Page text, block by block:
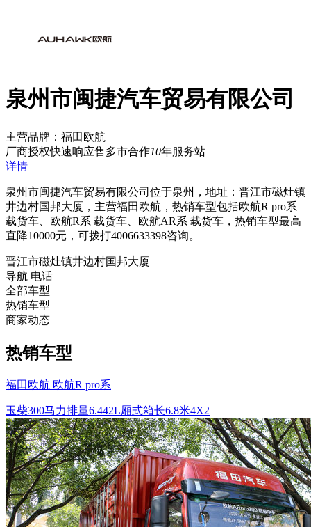
泉州市闽捷汽车贸易有限公司
主营品牌：福田欧航
厂商授权快速响应售多市合作10年服务站
详情
泉州市闽捷汽车贸易有限公司位于泉州，地址：晋江市磁灶镇
井边村国邦大厦，主营福田欧航，热销车型包括欧航R pro系
载货车、欧航R系 载货车、欧航AR系 载货车，热销车型最高
直降10000元，可拨打4006633398咨询。
晋江市磁灶镇井边村国邦大厦
导航 电话
全部车型
热销车型
商家动态
热销车型
福田欧航 欧航R pro系
玉柴300马力排量6.442L厢式箱长6.8米4X2